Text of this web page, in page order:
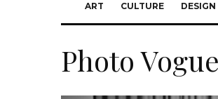
ART CULTURE DESIGN
Photo